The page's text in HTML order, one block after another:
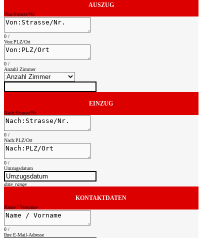
AUSZUG
Von:Strasse/Nr.
0 /
Von:PLZ/Ort
0 /
Anzahl Zimmer
EINZUG
Nach:Strasse/Nr.
0 /
Nach:PLZ/Ort
0 /
Umzugsdatum
date_range
KONTAKTDATEN
Name / Vorname
0 /
Ihre E-Mail-Adresse